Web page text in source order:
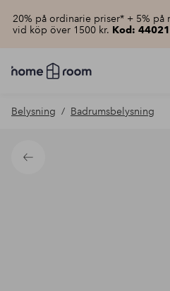
20% på ordinarie priser* + 5% på
vid köp över 1500 kr. Kod:
Homeroom
–
hemmet
pris
Belysning Badrumsbelysning
Tillbaka